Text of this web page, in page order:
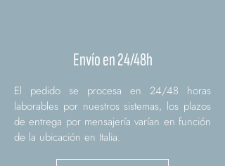
Envío en 24/48h
El pedido se procesa en 24/48 horas
laborables por nuestros sistemas, los plazos
de entrega por mensajería varían en función
de la ubicación en Italia.